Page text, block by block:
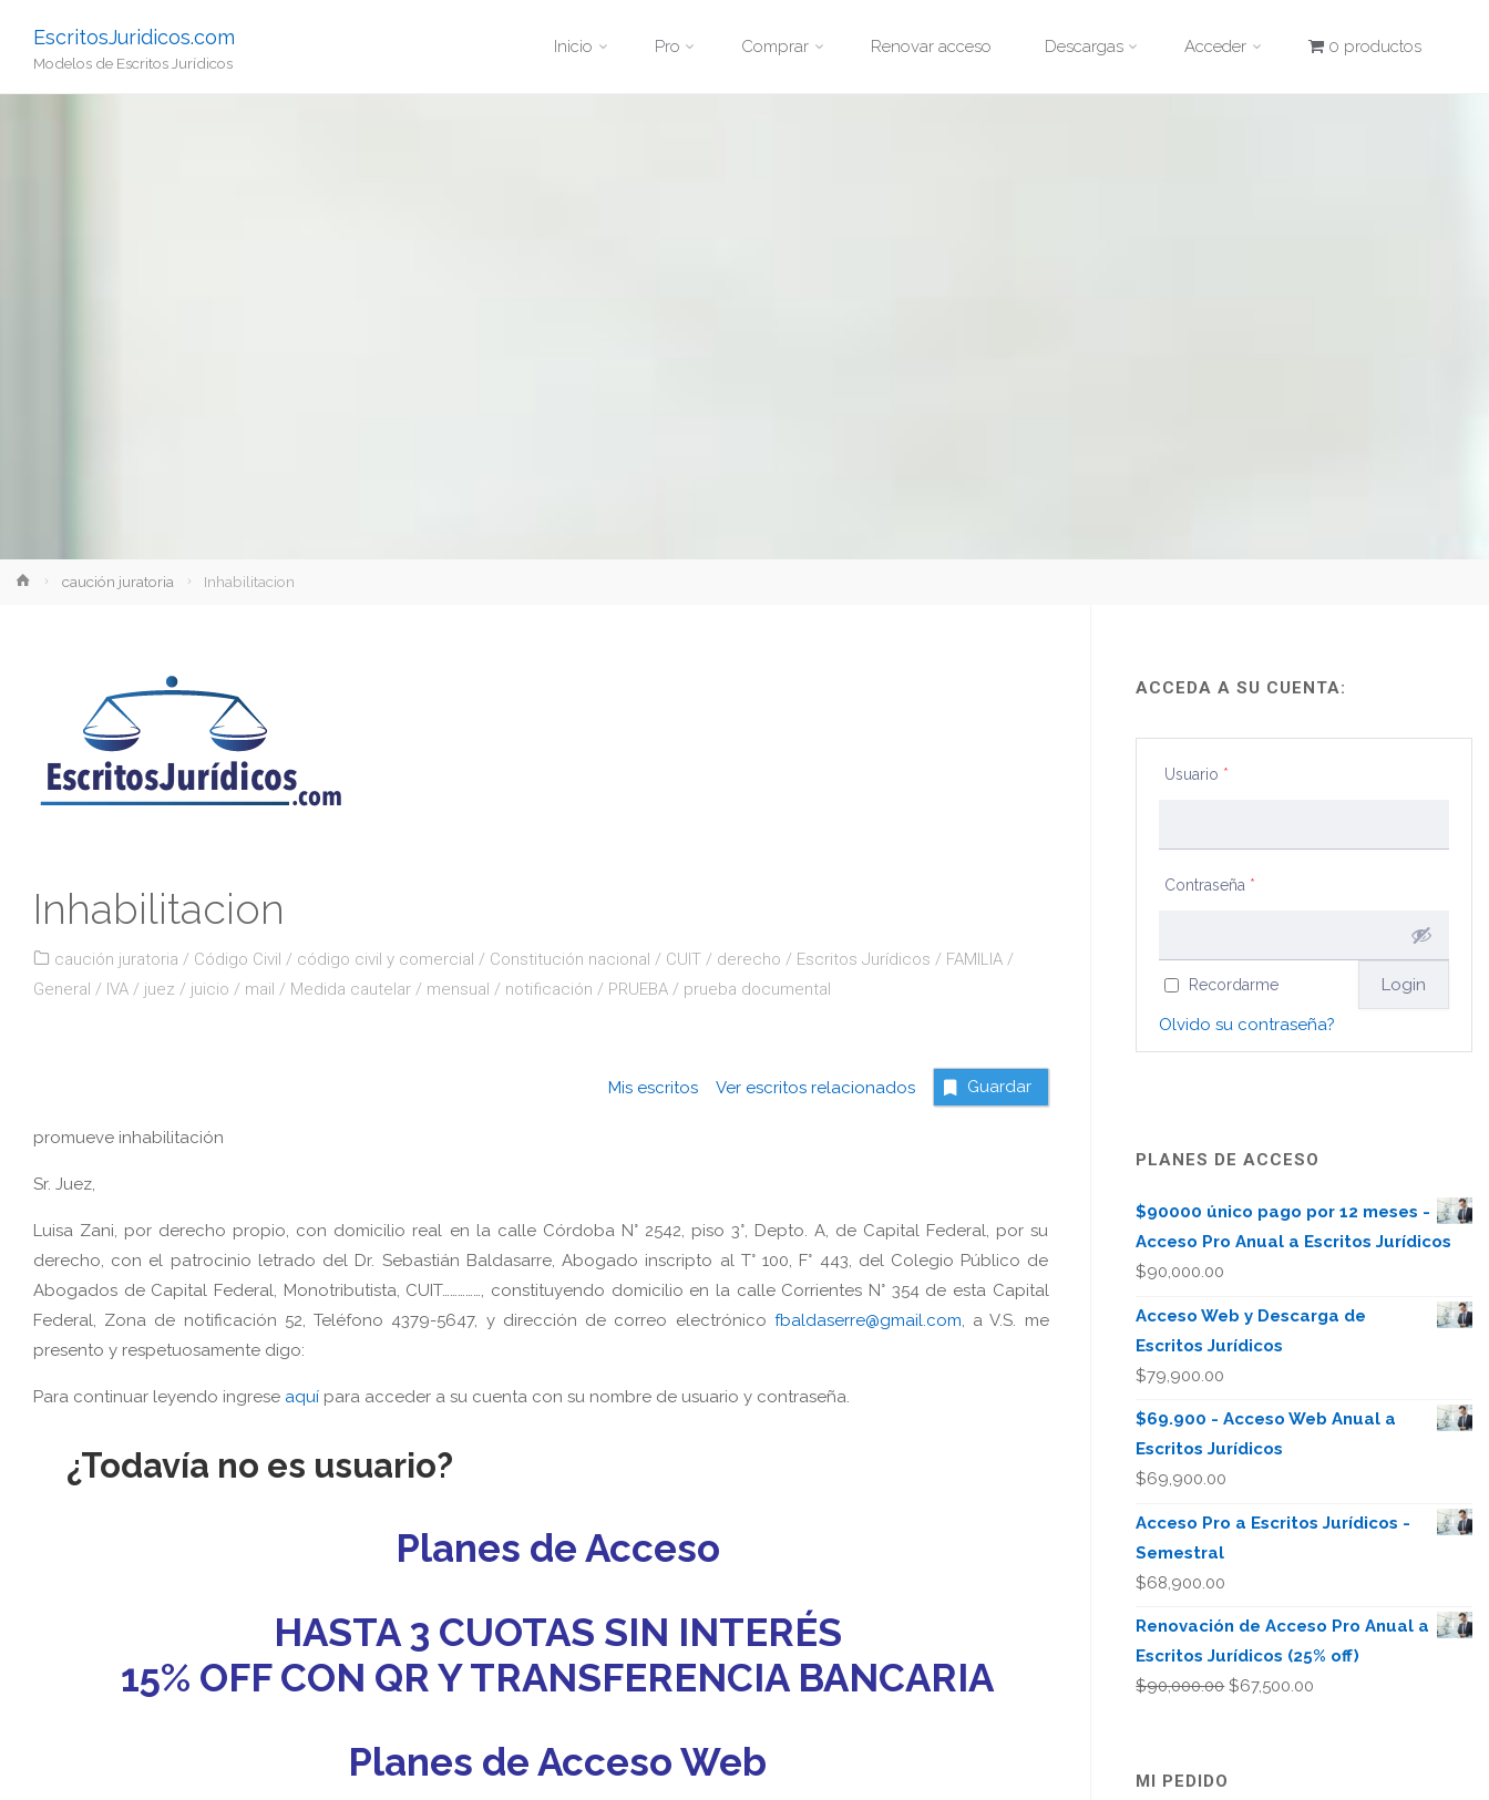
EscritosJuridicos.com
Modelos de Escritos Jurídicos
Inicio Pro Comprar Renovar acceso Descargas Acceder 0 productos
Iniciocaución juratoria Inhabilitacion
Inhabilitacion
caución juratoria / Código Civil / código civil y comercial / Constitución nacional / CUIT / derecho / Escritos Jurídicos / FAMILIA /
General / IVA / juez / juicio / mail / Medida cautelar / mensual / notificación / PRUEBA / prueba documental
Mis escritosVer escritos relacionados Guardar
promueve inhabilitación
Sr. Juez,
Luisa Zani, por derecho propio, con domicilio real en la calle Córdoba N° 2542, piso 3°, Depto. A, de Capital Federal, por su
derecho, con el patrocinio letrado del Dr. Sebastián Baldasarre, Abogado inscripto al T° 100, F° 443, del Colegio Público de
Abogados de Capital Federal, Monotributista, CUIT……………, constituyendo domicilio en la calle Corrientes N° 354 de esta Capital
Federal, Zona de notificación 52, Teléfono 4379-5647, y dirección de correo electrónico fbaldaserre@gmail.com , a V.S. me
presento y respetuosamente digo:
Para continuar leyendo ingrese aquí para acceder a su cuenta con su nombre de usuario y contraseña.
¿Todavía no es usuario?
Planes de Acceso
HASTA 3 CUOTAS SIN INTERÉS
15% OFF CON QR Y TRANSFERENCIA BANCARIA
Planes de Acceso Web
ACCEDA A SU CUENTA:
Usuario *
Contraseña *
Recordarme
Olvido su contraseña?
PLANES DE ACCESO
$90000 único pago por 12 meses -
Acceso Pro Anual a Escritos Jurídicos
$90,000.00
Acceso Web y Descarga de
Escritos Jurídicos
$79,900.00
$69.900 - Acceso Web Anual a
Escritos Jurídicos
$69,900.00
Acceso Pro a Escritos Jurídicos -
Semestral
$68,900.00
Renovación de Acceso Pro Anual a
Escritos Jurídicos (25% off)
$90,000.00 El
$67,500.00
MI PEDIDO